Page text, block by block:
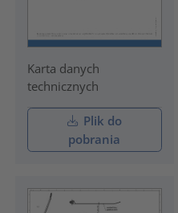
Karta danych
technicznych
Plik do
pobrania